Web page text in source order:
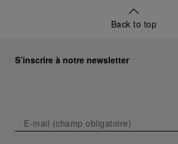
Back to top
S’inscrire à notre newsletter